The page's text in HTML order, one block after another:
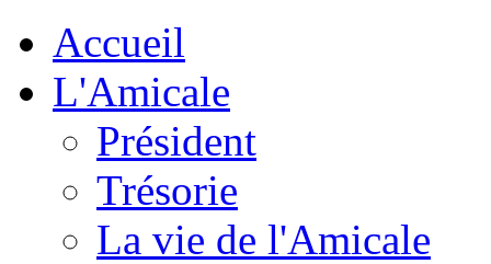
Accueil
L'Amicale
Président
Trésorie
La vie de l'Amicale